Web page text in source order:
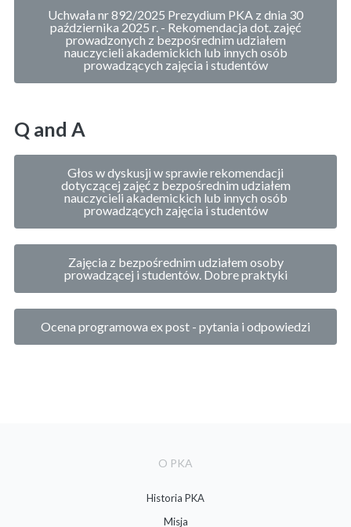
Uchwała nr 892/2025 Prezydium PKA z dnia 30
października 2025 r. - Rekomendacja dot. zajęć
prowadzonych z bezpośrednim udziałem
nauczycieli akademickich lub innych osób
prowadzących zajęcia i studentów
Q and A
Głos w dyskusji w sprawie rekomendacji
dotyczącej zajęć z bezpośrednim udziałem
nauczycieli akademickich lub innych osób
prowadzących zajęcia i studentów
Zajęcia z bezpośrednim udziałem osoby
prowadzącej i studentów. Dobre praktyki
Ocena programowa ex post - pytania i odpowiedzi
O PKA
Historia PKA
Misja